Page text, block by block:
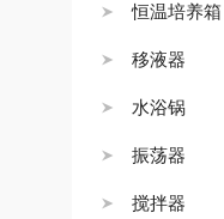
恒温培养箱
移液器
水浴锅
振荡器
搅拌器